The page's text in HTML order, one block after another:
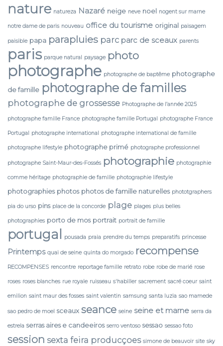
nature natureza Nazaré neige neve noel nogent sur marne
notre dame de paris nouveau office du tourisme original paisagem
paisible papa parapluies parc parc de sceaux parents
paris parque natural paysage photo
photographe photographe de baptême photographe
de famille photographe de familles
photographe de grossesse Photographe de l’année 2025
photographe famille France photographe famille Portugal photographe France
Portugal photographe international photographe international de famille
photographe lifestyle photographe primé photographe professionnel
photographe Saint-Maur-des-Fossés photographie photographie
comme héritage photographie de famille photographie lifestyle
photographies photos photos de famille naturelles phototgraphers
pia do urso pins place de la concorde plage plages plus belles
photographies porto de mos portrait portrait de famille
portugal pousada praia prendre du temps preparatifs princesse
Printemps quai de seine quinta do morgado recompense
RECOMPENSES rencontre reportage famille retrato robe robe de marié rose
roses roses blanches rue royale ruisseau s'habiller sacrement sacré coeur saint
emilion saint maur des fosses saint valentin samsung santa luzia sao mamede
sao pedro de moel sceaux seance seine seine et marne serra da
estrela serras aires e candeeiros serro ventoso sessao sessao foto
session sexta feira producçoes simone de beauvoir site sky